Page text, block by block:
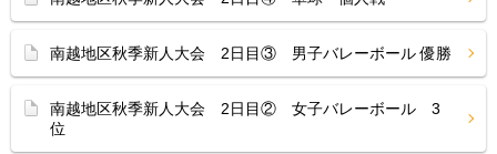
南越地区秋季新人大会 2日目③ 男子バレーボール 優勝
南越地区秋季新人大会 2日目② 女子バレーボール 3
位